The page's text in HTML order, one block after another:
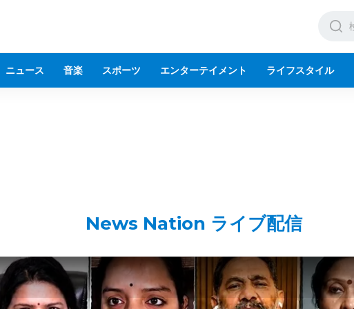
ニュース 音楽 スポーツ エンターテイメント ライフスタイル
News Nation ライブ配信